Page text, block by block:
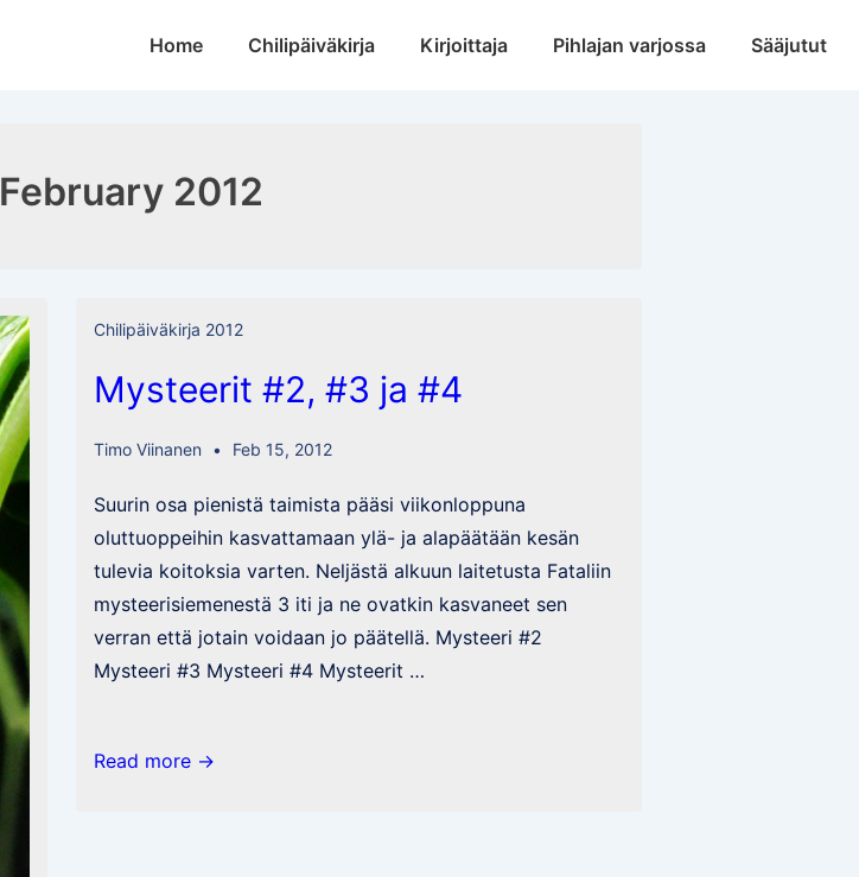
MainHome Chilipäiväkirja Kirjoittaja Pihlajan varjossa Sääjutut
February 2012
Chilipäiväkirja 2012
Mysteerit #2, #3 ja #4
Timo Viinanen Feb 15, 2012
Suurin osa pienistä taimista pääsi viikonloppuna
oluttuoppeihin kasvattamaan ylä- ja alapäätään kesän
tulevia koitoksia varten. Neljästä alkuun laitetusta Fataliin
mysteerisiemenestä 3 iti ja ne ovatkin kasvaneet sen
verran että jotain voidaan jo päätellä. Mysteeri #2
Mysteeri #3 Mysteeri #4 Mysteerit …
Mysteerit
Read more →